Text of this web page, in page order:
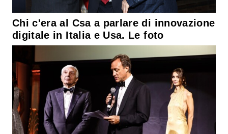
Chi c'era al Csa a parlare di innovazione
digitale in Italia e Usa. Le foto